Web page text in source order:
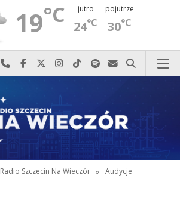
19°C jutro
24°C
pojutrze
30°C
Najlepiej po prostu do nas zadzwoń
Odwiedź nas na Facebook-u
Odwiedź nas na X
Odwiedź nas na Instagram-ie
Odwiedź nas na TikTok-u
Szukaj nas na Spotify
Wyślij do nas
Szukaj
Radio Szczecin Na Wieczór » Audycje